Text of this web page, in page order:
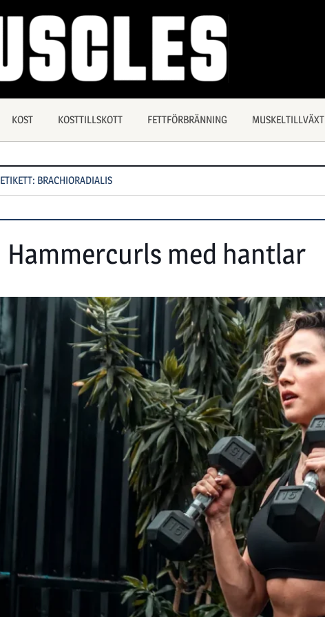
KOST KOSTTILLSKOTT FETTFÖRBRÄNNING MUSKELTILLVÄXT
ETIKETT: BRACHIORADIALIS
Hammercurls med hantlar